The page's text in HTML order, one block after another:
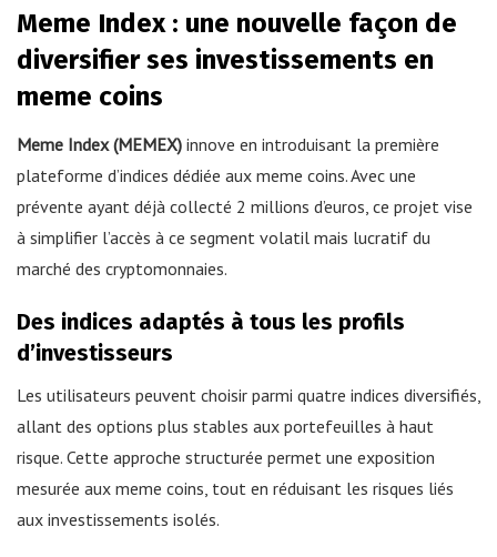
Meme Index : une nouvelle façon de
diversifier ses investissements en
meme coins
Meme Index (MEMEX) innove en introduisant la première
plateforme d’indices dédiée aux meme coins. Avec une
prévente ayant déjà collecté 2 millions d’euros, ce projet vise
à simplifier l’accès à ce segment volatil mais lucratif du
marché des cryptomonnaies.
Des indices adaptés à tous les profils
d’investisseurs
Les utilisateurs peuvent choisir parmi quatre indices diversifiés,
allant des options plus stables aux portefeuilles à haut
risque. Cette approche structurée permet une exposition
mesurée aux meme coins, tout en réduisant les risques liés
aux investissements isolés.